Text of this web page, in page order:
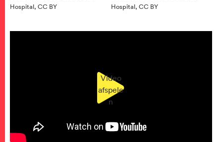
Hospital, CC BY
Hospital, CC BY
Video
afspele
n